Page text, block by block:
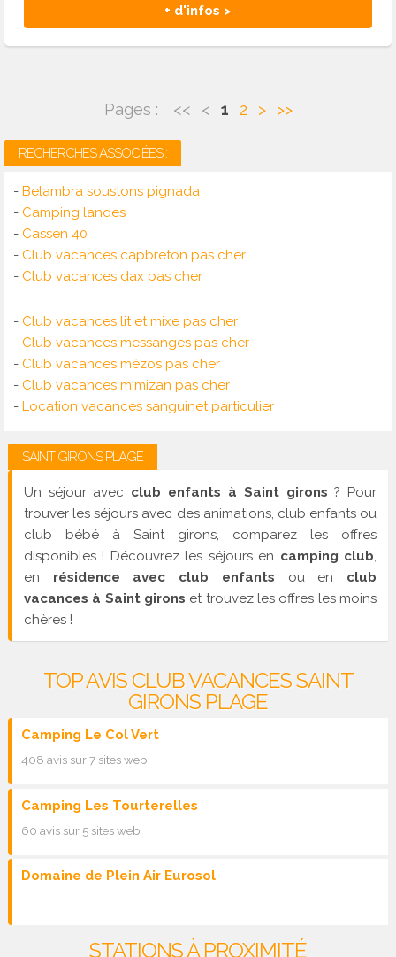
+ d'infos >
Pages : << < 1 2 > >>
RECHERCHES ASSOCIÉES :
- Belambra soustons pignada
- Camping landes
- Cassen 40
- Club vacances capbreton pas cher
- Club vacances dax pas cher
- Club vacances lit et mixe pas cher
- Club vacances messanges pas cher
- Club vacances mézos pas cher
- Club vacances mimizan pas cher
- Location vacances sanguinet particulier
SAINT GIRONS PLAGE
Un séjour avec club enfants à Saint girons ? Pour
trouver les séjours avec des animations, club enfants ou
club bébé à Saint girons, comparez les offres
disponibles ! Découvrez les séjours en camping club
en résidence avec club enfants ou en club
vacances à Saint girons et trouvez les offres les moins
chères !
TOP AVIS CLUB VACANCES SAINT
GIRONS PLAGE
Camping Le Col Vert
408 avis sur 7 sites web
Camping Les Tourterelles
60 avis sur 5 sites web
Domaine de Plein Air Eurosol
STATIONS À PROXIMITÉ